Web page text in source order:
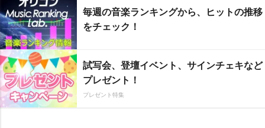
毎週の音楽ランキングから、ヒットの推移
をチェック！
試写会、登壇イベント、サインチェキなど
プレゼント！
プレゼント特集